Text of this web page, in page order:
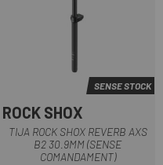
SENSE STOCK
ROCK SHOX
TIJA ROCK SHOX REVERB AXS
B2 30.9MM (SENSE
COMANDAMENT)